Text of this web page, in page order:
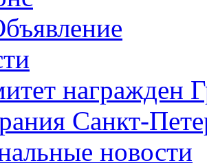
награжден
Санкт-
новости